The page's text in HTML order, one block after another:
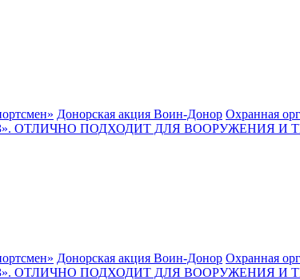
Донорская акция Воин-Донор Охранная
ОТЛИЧНО ПОДХОДИТ ДЛЯ ВООРУЖЕНИЯ И
Донорская акция Воин-Донор Охранная
ОТЛИЧНО ПОДХОДИТ ДЛЯ ВООРУЖЕНИЯ И